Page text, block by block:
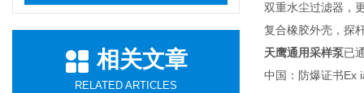
相关文章
RELATED ARTICLES
双重水尘过滤器，
复合橡胶外壳，探
天鹰通用采样泵已
中国：防爆证书Ex